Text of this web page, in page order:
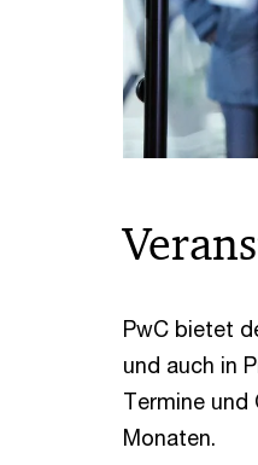
PwC bietet
und auch in
Termine und
Monaten.